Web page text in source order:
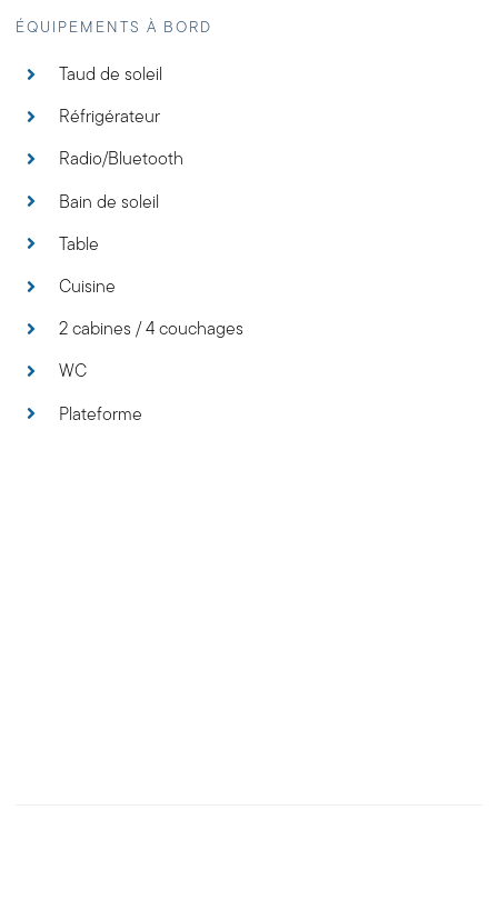
ÉQUIPEMENTS À BORD
Taud de soleil
Réfrigérateur
Radio/Bluetooth
Bain de soleil
Table
Cuisine
2 cabines / 4 couchages
WC
Plateforme